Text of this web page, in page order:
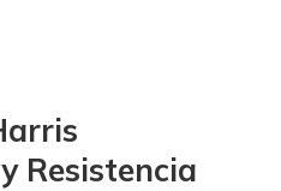
Resistencia